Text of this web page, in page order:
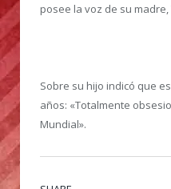
posee la voz de su
Sobre su hijo indicó que
años: «Totalmente
Mundial».